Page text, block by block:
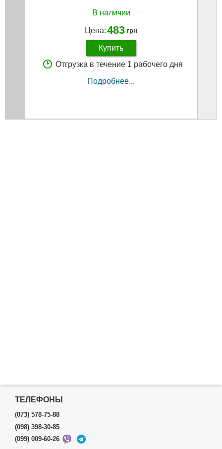
В наличии
Цена:483 грн
Купить
Отгрузка в течение 1 рабочего дня
Подробнее...
ТЕЛЕФОНЫ
(073) 578-75-88
(098) 398-30-85
(099) 009-60-26